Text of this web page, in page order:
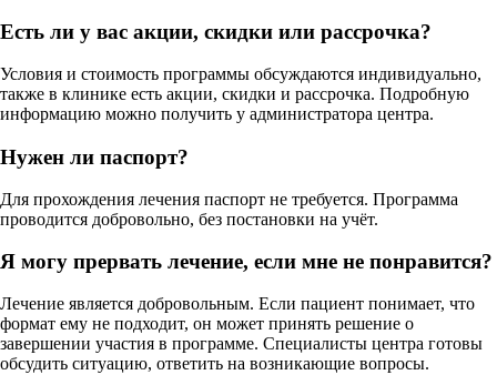
Есть ли у вас акции, скидки или рассрочка?
Условия и стоимость программы обсуждаются индивидуально,
также в клинике есть акции, скидки и рассрочка. Подробную
информацию можно получить у администратора центра.
Нужен ли паспорт?
Для прохождения лечения паспорт не требуется. Программа
проводится добровольно, без постановки на учёт.
Я могу прервать лечение, если мне не понравится?
Лечение является добровольным. Если пациент понимает, что
формат ему не подходит, он может принять решение о
завершении участия в программе. Специалисты центра готовы
обсудить ситуацию, ответить на возникающие вопросы.